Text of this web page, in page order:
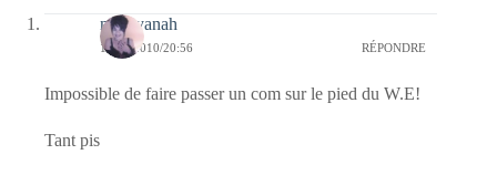
nara-yanah
19/09/2010/20:56 RÉPONDRE
Impossible de faire passer un com sur le pied du W.E!
Tant pis